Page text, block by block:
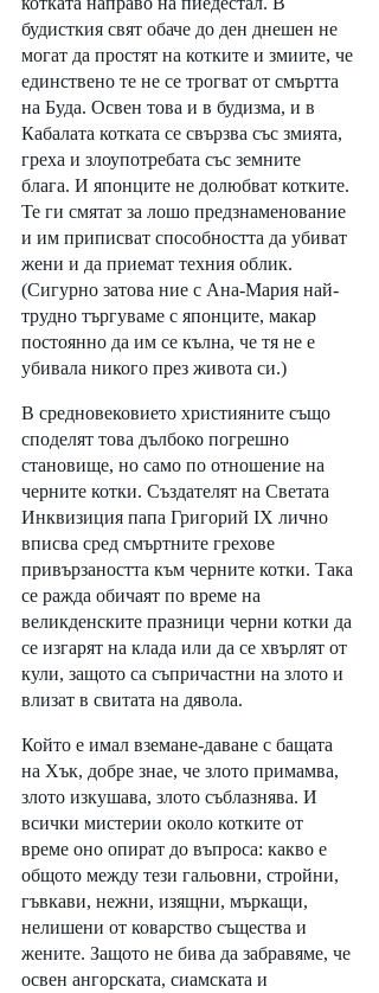
будисткия свят обаче до ден днешен не
могат да простят на котките и змиите, че
единствено те не се трогват от смъртта
на Буда. Освен това и в будизма, и в
Кабалата котката се свързва със змията,
греха и злоупотребата със земните
блага. И японците не долюбват котките.
Те ги смятат за лошо предзнаменование
и им приписват способността да убиват
жени и да приемат техния облик.
(Сигурно затова ние с Ана-Мария най-
трудно търгуваме с японците, макар
постоянно да им се кълна, че тя не е
убивала никого през живота си.)
В средновековието християните също
споделят това дълбоко погрешно
становище, но само по отношение на
черните котки. Създателят на Светата
Инквизиция папа Григорий IX лично
вписва сред смъртните грехове
привързаността към черните котки. Така
се ражда обичаят по време на
великденските празници черни котки да
се изгарят на клада или да се хвърлят от
кули, защото са съпричастни на злото и
влизат в свитата на дявола.
Който е имал вземане-даване с бащата
на Хък, добре знае, че злото примамва,
злото изкушава, злото съблазнява. И
всички мистерии около котките от
време оно опират до въпроса: какво е
общото между тези гальовни, стройни,
гъвкави, нежни, изящни, мъркащи,
нелишени от коварство същества и
жените. Защото не бива да забравяме, че
освен ангорската, сиамската и